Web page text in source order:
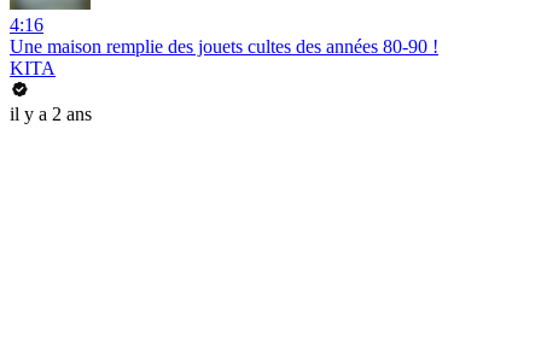
4:16
Une maison remplie des jouets cultes des années 80-90 !
KITA
il y a 2 ans